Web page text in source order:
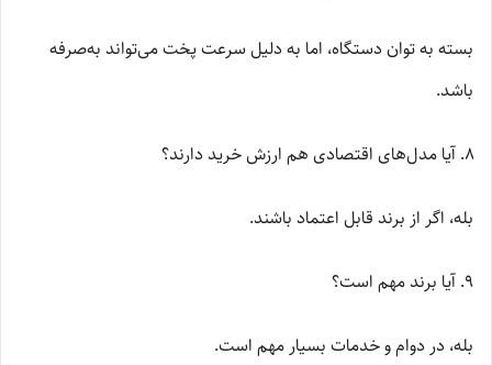
بسته به توان دستگاه، اما به دلیل سرعت پخت می‌تواند به‌صرفه
باشد.
آیا مدل‌های اقتصادی هم ارزش خرید دارند؟
بله، اگر از برند قابل اعتماد باشند.
آیا برند مهم است؟
بله، در دوام و خدمات بسیار مهم است.